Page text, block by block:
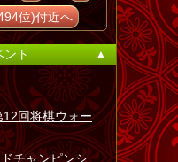
位)付近へ
ント ▲
12回将棋ウォー
チャンピンシ